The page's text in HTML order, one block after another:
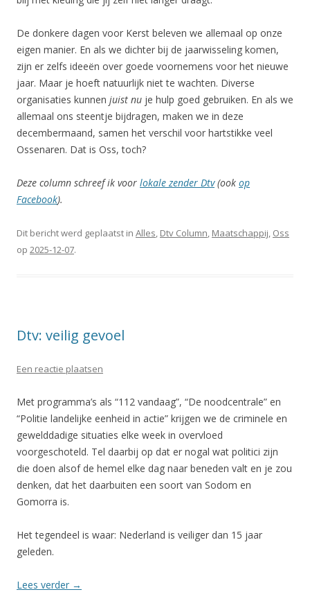
De donkere dagen voor Kerst beleven we allemaal op onze
eigen manier. En als we dichter bij de jaarwisseling komen,
zijn er zelfs ideeën over goede voornemens voor het nieuwe
jaar. Maar je hoeft natuurlijk niet te wachten. Diverse
organisaties kunnen juist nu je hulp goed gebruiken. En als we
allemaal ons steentje bijdragen, maken we in deze
decembermaand, samen het verschil voor hartstikke veel
Ossenaren. Dat is Oss, toch?
Deze column schreef ik voor lokale zender Dtv(ook op
Facebook).
Dit bericht werd geplaatst in Alles, Dtv Column, Maatschappij, Oss
op 2025-12-07.
Dtv: veilig gevoel
Een reactie plaatsen
Met programma’s als “112 vandaag”, “De noodcentrale” en
“Politie landelijke eenheid in actie” krijgen we de criminele en
gewelddadige situaties elke week in overvloed
voorgeschoteld. Tel daarbij op dat er nogal wat politici zijn
die doen alsof de hemel elke dag naar beneden valt en je zou
denken, dat het daarbuiten een soort van Sodom en
Gomorra is.
Het tegendeel is waar: Nederland is veiliger dan 15 jaar
geleden.
Lees verder →